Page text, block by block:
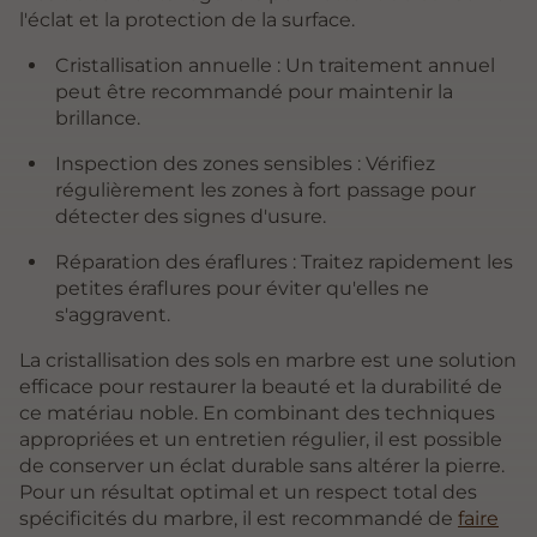
l'éclat et la protection de la surface.
Cristallisation annuelle : Un traitement annuel
peut être recommandé pour maintenir la
brillance.
Inspection des zones sensibles : Vérifiez
régulièrement les zones à fort passage pour
détecter des signes d'usure.
Réparation des éraflures : Traitez rapidement les
petites éraflures pour éviter qu'elles ne
s'aggravent.
La cristallisation des sols en marbre est une solution
efficace pour restaurer la beauté et la durabilité de
ce matériau noble. En combinant des techniques
appropriées et un entretien régulier, il est possible
de conserver un éclat durable sans altérer la pierre.
Pour un résultat optimal et un respect total des
spécificités du marbre, il est recommandé de faire